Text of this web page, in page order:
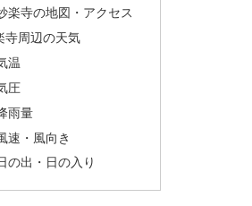
楽寺の地図・アクセス
寺周辺の天気
温
圧
雨量
速・風向き
の出・日の入り